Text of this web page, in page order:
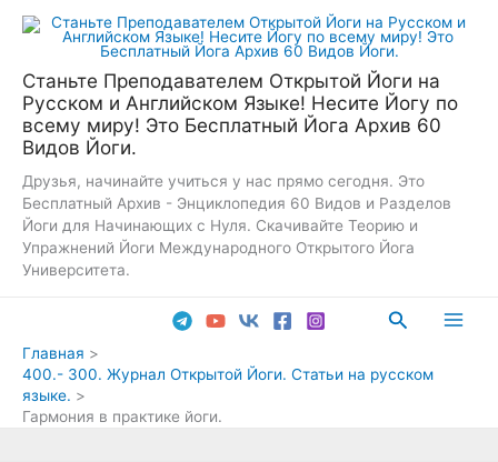
Перейти
Станьте Преподавателем Открытой Йоги на
Русском и Английском Языке! Несите Йогу по
всему миру! Это Бесплатный Йога Архив 60
Видов Йоги.
Друзья, начинайте учиться у нас прямо сегодня. Это
Бесплатный Архив - Энциклопедия 60 Видов и Разделов
Йоги для Начинающих с Нуля. Скачивайте Теорию и
Упражнений Йоги Международного Открытого Йога
Университета.
Поиск
Главная
400.- 300. Журнал Открытой Йоги. Статьи на русском
языке.
Гармония в практике йоги.